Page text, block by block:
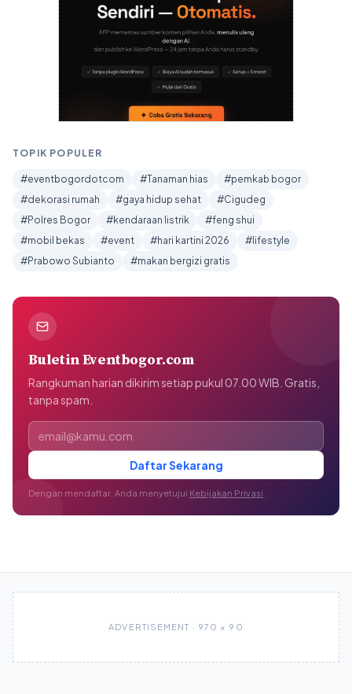
TOPIK POPULER
#eventbogordotcom #Tanaman hias
#pemkab bogor
#dekorasi rumah
#gaya hidup sehat
#Cigudeg
#Polres Bogor
#kendaraan listrik
#feng shui
#mobil bekas
#event #hari kartini 2026
#lifestyle
#Prabowo Subianto
#makan bergizi gratis
Buletin Eventbogor.com
Rangkuman harian dikirim setiap pukul 07.00 WIB. Gratis,
tanpa spam.
Alamat email
Daftar Sekarang
Dengan mendaftar, Anda menyetujui Kebijakan Privasi
ADVERTISEMENT · 970 × 90